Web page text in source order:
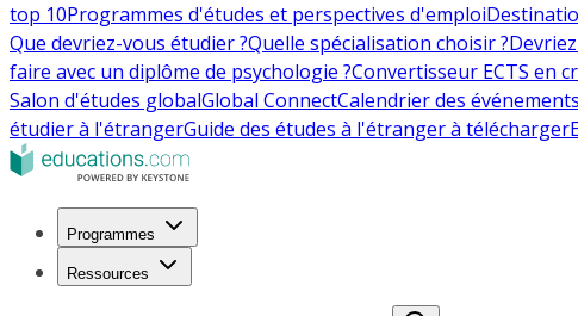
top 10Programmes d'études et perspectives d'emploi
Que devriez-vous étudier ?Quelle spécialisation choisir ?
faire avec un diplôme de psychologie ?Convertisseur ECTS en
Salon d'études globalGlobal ConnectCalendrier des événements
étudier à l'étrangerGuide des études à l'étranger à télécharger
Programmes
Ressources